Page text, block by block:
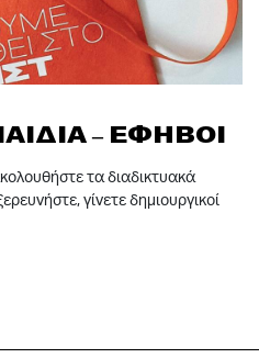
– ΕΦΗΒΟΙ
τα διαδικτυακά
γίνετε δημιουργικοί